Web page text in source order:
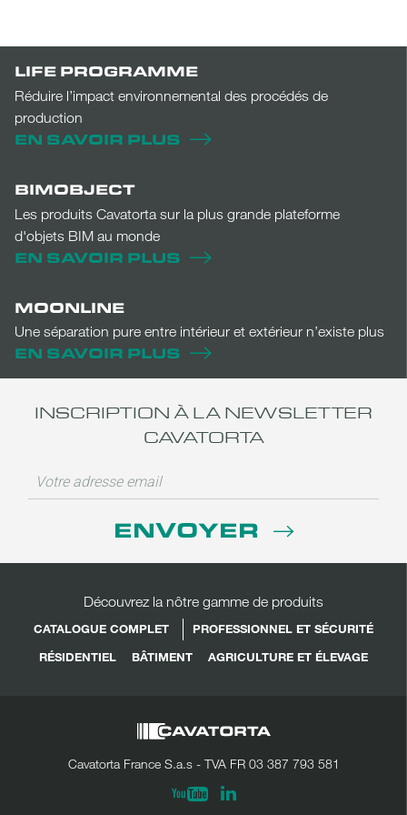
LIFE PROGRAMME
Réduire l’impact environnemental des procédés de
production
EN SAVOIR PLUS
BIMOBJECT
Les produits Cavatorta sur la plus grande plateforme
d'objets BIM au monde
EN SAVOIR PLUS
MOONLINE
Une séparation pure entre intérieur et extérieur n’existe plus
EN SAVOIR PLUS
INSCRIPTION À LA NEWSLETTER
CAVATORTA
ENVOYER
Découvrez la nôtre gamme de produits
CATALOGUE COMPLET
PROFESSIONNEL ET SÉCURITÉ
RÉSIDENTIEL
BÂTIMENT AGRICULTURE ET ÉLEVAGE
Cavatorta France S.a.s - TVA FR 03 387 793 581
Youtube Linkedin